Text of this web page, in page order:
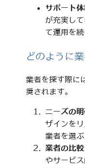
サポート体
が充実し
て運用を
どのように
業者を探す際に
奨されます。
ニーズの
ザインを
業者を選ぶ
業者の比較
やサービス